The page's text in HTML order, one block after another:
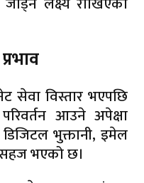
सेवा विस्तार भएपछि
आउने अपेक्षा
भुक्तानी, इमेल
सहज भएको छ।